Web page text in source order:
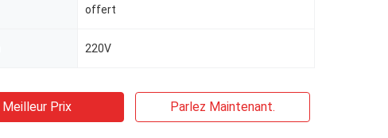
offert
220V
Meilleur Prix Parlez Maintenant.